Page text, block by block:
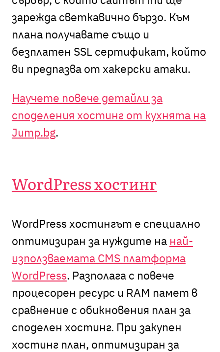
зарежда светкавично бързо. Към
плана получавате също и
безплатен SSL сертификат, който
ви предпазва от хакерски атаки.
Научете повече детайли за
споделения хостинг от кухнята на
Jump.bg.
WordPress хостинг
WordPress хостингът е специално
оптимизиран за нуждите на най-
използваемата CMS платформа
WordPress. Разполага с повече
процесорен ресурс и RAM памет в
сравнение с обикновения план за
споделен хостинг. При закупен
хостинг план, оптимизиран за